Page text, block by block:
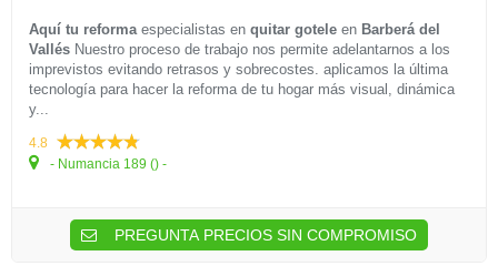
Aquí tu reformaespecialistas en quitar gotele en Barberá del
Vallés Nuestro proceso de trabajo nos permite adelantarnos a los
imprevistos evitando retrasos y sobrecostes. aplicamos la última
tecnología para hacer la reforma de tu hogar más visual, dinámica
y...
4.8
- Numancia 189 () -
PREGUNTA PRECIOS SIN COMPROMISO